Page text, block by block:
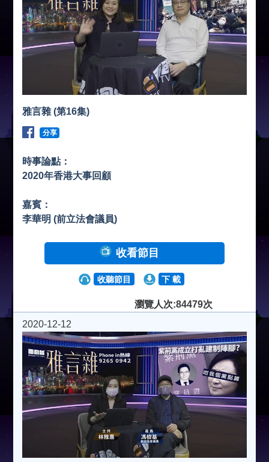
雅言雜 (第16集)
分享
時事論點：
2020年香港大事回顧
嘉賓：
李華明 (前立法會議員)
收看節目
收聽節目 下 載
瀏覽人次:84479次
2020-12-12